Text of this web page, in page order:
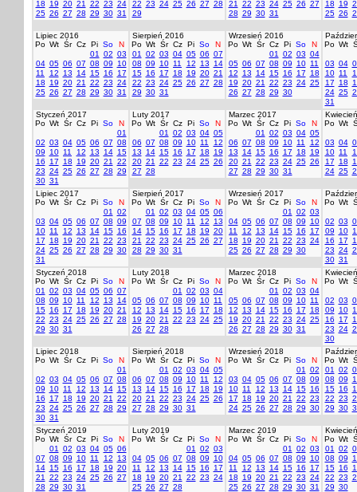
18
19 20 21 22 23 24
25 26 27 28 29 30 31
22 23 24 25 26 27 28
29
21
22 23 24 25 26 27
28 29 30 31
18
19
25 26
Lipiec 2016
Po Wt Śr Cz Pi So
N
01
02 03
04 05 06 07 08 09
10
11
12 13 14 15 16
17
18
19 20 21 22 23 24
25 26 27 28 29 30 31
Sierpień 2016
Po Wt Śr Cz Pi So
N
01
02 03 04 05 06 07
08 09 10 11 12 13
14
15 16 17 18 19 20 21
22 23 24 25 26 27 28
29 30 31
Wrzesień 2016
Po Wt Śr Cz Pi So
N
01
02 03 04
05 06 07 08 09 10 11
12
13 14 15 16 17
18
19 20 21 22 23 24 25
26 27 28 29 30
Po Wt
03 04
10 11
17
18
24 25
31
Styczeń 2017
Po Wt Śr Cz Pi So
N
01
02 03 04 05 06 07 08
09
10 11 12 13 14 15
16
17 18 19 20 21
22
23 24 25 26 27 28 29
30 31
Luty 2017
Po Wt Śr Cz Pi So
N
01
02 03 04 05
06 07 08 09 10 11
12
13
14 15 16 17 18
19
20 21 22 23 24 25 26
27 28
Marzec 2017
Po Wt Śr Cz Pi So
N
01
02 03 04 05
06 07 08 09 10 11
12
13
14 15 16 17 18
19
20 21 22 23 24 25 26
27 28 29 30 31
Po Wt
03 04
10 11
17
18
24 25
Lipiec 2017
Po Wt Śr Cz Pi So
N
01
02
03 04 05 06 07 08 09
10 11 12 13 14 15 16
17
18 19 20 21 22 23
24 25 26 27 28 29 30
31
Sierpień 2017
Po Wt Śr Cz Pi So
N
01
02 03 04 05 06
07 08 09 10 11 12
13
14 15 16 17 18 19 20
21
22 23 24 25 26 27
28 29 30 31
Wrzesień 2017
Po Wt Śr Cz Pi So
N
01
02 03
04 05 06 07 08 09
10
11
12 13 14 15 16
17
18
19 20 21 22 23 24
25 26 27 28 29 30
Po Wt
02 03
09
10
16
17
23 24
30 31
Styczeń 2018
Po Wt Śr Cz Pi So
N
01
02 03 04 05 06 07
08 09 10 11 12 13
14
15 16 17 18 19 20 21
22 23 24 25 26 27 28
29 30 31
Luty 2018
Po Wt Śr Cz Pi So
N
01
02 03 04
05 06 07 08 09 10 11
12
13 14 15 16 17
18
19 20 21 22 23 24 25
26 27 28
Marzec 2018
Po Wt Śr Cz Pi So
N
01
02 03 04
05 06 07 08 09 10 11
12
13 14 15 16 17
18
19 20 21 22 23 24 25
26 27 28 29 30 31
Po Wt
02 03
09
10
16
17
23 24
30
Lipiec 2018
Po Wt Śr Cz Pi So
N
01
02 03 04 05 06 07 08
09
10 11 12 13 14 15
16
17 18 19 20 21
22
23 24 25 26 27 28 29
30 31
Sierpień 2018
Po Wt Śr Cz Pi So
N
01
02 03 04 05
06 07 08 09 10 11
12
13
14 15 16 17 18
19
20 21 22 23 24 25 26
27 28 29 30 31
Wrzesień 2018
Po Wt Śr Cz Pi So
N
01
02
03 04 05 06 07 08 09
10 11 12 13 14 15 16
17
18 19 20 21 22 23
24 25 26 27 28 29 30
Po Wt
01
02
08 09
15 16
22 23
29 30
Styczeń 2019
Po Wt Śr Cz Pi So
N
01
02 03 04 05 06
07 08 09 10 11 12
13
14 15 16 17 18 19 20
21
22 23 24 25 26 27
28 29 30 31
Luty 2019
Po Wt Śr Cz Pi So
N
01
02 03
04 05 06 07 08 09
10
11
12 13 14 15 16
17
18
19 20 21 22 23 24
25 26 27 28
Marzec 2019
Po Wt Śr Cz Pi So
N
01
02 03
04 05 06 07 08 09
10
11
12 13 14 15 16
17
18
19 20 21 22 23 24
25 26 27 28 29 30 31
Po Wt
01
02
08 09
15 16
22 23
29 30